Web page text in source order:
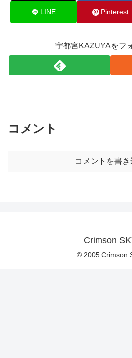
LINE Pinterest
宇都宮KAZUYAをフ
コメント
コメントを書き
Crimson
© 2005 Crimson